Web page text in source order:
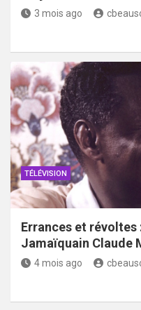
3 mois ago
TÉLÉVISION
Errances et
Jamaïquain Claude
4 mois ago